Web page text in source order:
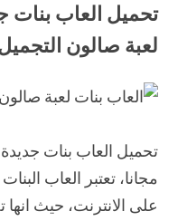
لعبة صالون التجميل
تحميل العاب بنات
مجانا، تعتبر العاب
على الانترنت، حيث